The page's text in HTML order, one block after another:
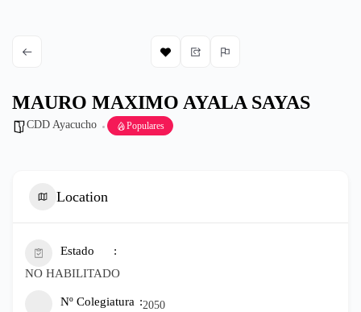
MAURO MAXIMO AYALA SAYAS
CDD Ayacucho Populares
Location
Estado
NO HABILITADO
Nº Colegiatura 2050